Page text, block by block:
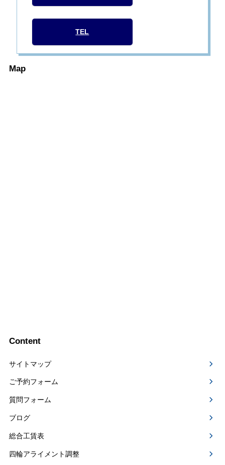
TEL
Map
Content
サイトマップ
ご予約フォーム
質問フォーム
ブログ
総合工賃表
四輪アライメント調整